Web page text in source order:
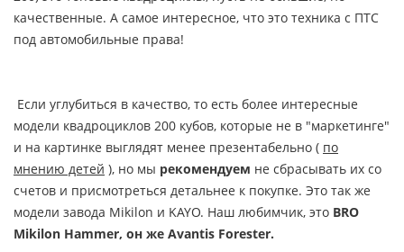
качественные. А самое интересное, что это техника с ПТС
под автомобильные права!
Если углубиться в качество, то есть более интересные
модели квадроциклов 200 кубов, которые не в "маркетинге"
и на картинке выглядят менее презентабельно ( по
мнению детей ), но мы рекомендуем не сбрасывать их со
счетов и присмотреться детальнее к покупке. Это так же
модели завода Mikilon и KAYO. Наш любимчик, это BRO
Mikilon Hammer, он же Avantis Forester.